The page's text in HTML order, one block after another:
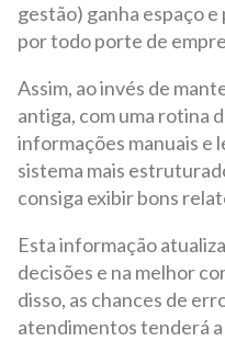
gestão) ganha espaço
por todo porte de
Assim, ao invés de
antiga, com uma rotina
informações manuais e
sistema mais
consiga exibir bons
Esta informação
decisões e na melhor
disso, as chances de
atendimentos tenderá